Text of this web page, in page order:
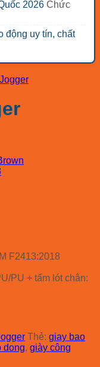
dẫn
loại
nhóm
bị
hộ
động
cho
2026 Chức
động uy tín, chất
F2413:2018
PU + tấm lót chân:
Thẻ: giay bao
dong, giày công